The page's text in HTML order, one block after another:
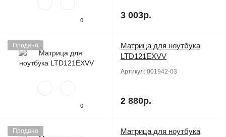
0 3 003р.
Продано
0
Матрица для ноутбука
LTD121EXVV
Артикул: 001942-03
2 880р.
Продано
Матрица для ноутбука